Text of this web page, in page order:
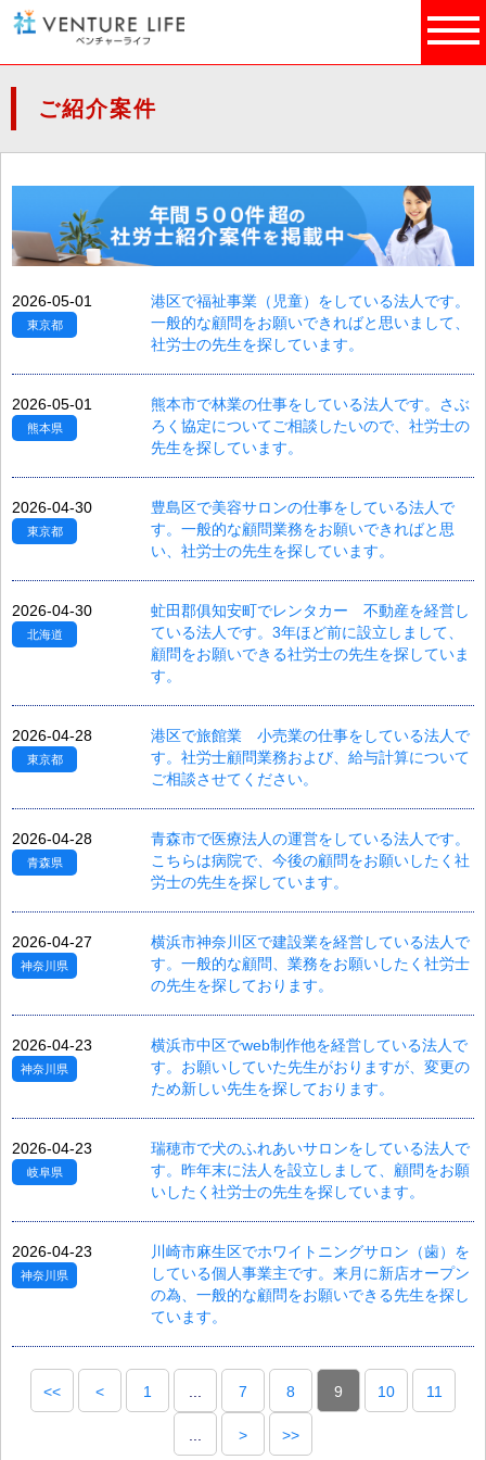
ご紹介案件
2026-05-01
東京都
港区で福祉事業（児童）をしている法人です。
一般的な顧問をお願いできればと思いまして、
社労士の先生を探しています。
2026-05-01
熊本県
熊本市で林業の仕事をしている法人です。さぶ
ろく協定についてご相談したいので、社労士の
先生を探しています。
2026-04-30
東京都
豊島区で美容サロンの仕事をしている法人で
す。一般的な顧問業務をお願いできればと思
い、社労士の先生を探しています。
2026-04-30
北海道
虻田郡俱知安町でレンタカー 不動産を経営し
ている法人です。3年ほど前に設立しまして、
顧問をお願いできる社労士の先生を探していま
す。
2026-04-28
東京都
港区で旅館業 小売業の仕事をしている法人で
す。社労士顧問業務および、給与計算について
ご相談させてください。
2026-04-28
青森県
青森市で医療法人の運営をしている法人です。
こちらは病院で、今後の顧問をお願いしたく社
労士の先生を探しています。
2026-04-27
神奈川県
横浜市神奈川区で建設業を経営している法人で
す。一般的な顧問、業務をお願いしたく社労士
の先生を探しております。
2026-04-23
神奈川県
横浜市中区でweb制作他を経営している法人で
す。お願いしていた先生がおりますが、変更の
ため新しい先生を探しております。
2026-04-23
岐阜県
瑞穂市で犬のふれあいサロンをしている法人で
す。昨年末に法人を設立しまして、顧問をお願
いしたく社労士の先生を探しています。
2026-04-23
神奈川県
川崎市麻生区でホワイトニングサロン（歯）を
している個人事業主です。来月に新店オープン
の為、一般的な顧問をお願いできる先生を探し
ています。
<< < 1 7 8 9 10 11
> >>